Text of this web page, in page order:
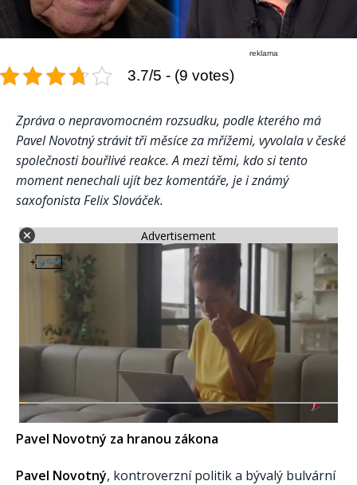
reklama
3.7/5 - (9 votes)
Zpráva o nepravomocném rozsudku, podle kterého má
Pavel Novotný strávit tři měsíce za mřížemi, vyvolala v české
společnosti bouřlivé reakce. A mezi těmi, kdo si tento
moment nenechali ujít bez komentáře, je i známý
saxofonista Felix Slováček.
Advertisement
Pavel Novotný za hranou zákona
Pavel Novotný, kontroverzní politik a bývalý bulvární